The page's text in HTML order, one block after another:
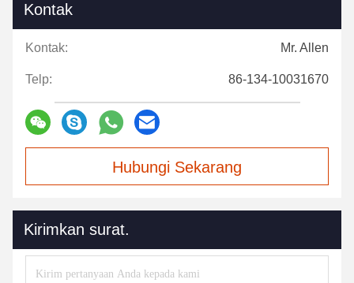
Kontak
Kontak: Mr. Allen
Telp: 86-134-10031670
Hubungi Sekarang
Kirimkan surat.